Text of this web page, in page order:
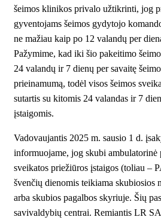
šeimos klinikos privalo užtikrinti, jog
gyventojams šeimos gydytojo
ne mažiau kaip po 12 valandų per
Pažymime, kad iki šio pakeitimo
24 valandų ir 7 dienų per savaitę
prieinamumą, todėl visos šeimos
sutartis su kitomis 24 valandas ir 7
įstaigomis.
Vadovaujantis 2025 m. sausio 1 d.
informuojame, jog skubi ambulatorinė
sveikatos priežiūros įstaigos (toliau –
švenčių dienomis teikiama skubiosios
arba skubios pagalbos skyriuje. Šių
savivaldybių centrai. Remiantis LR